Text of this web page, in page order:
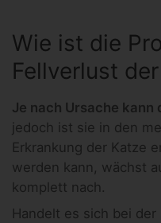
Wie ist die
Fellverlust
Je nach Ursache kann
jedoch ist sie in den
Erkrankung der Katze
werden kann, wächst
komplett nach.
Handelt es sich bei